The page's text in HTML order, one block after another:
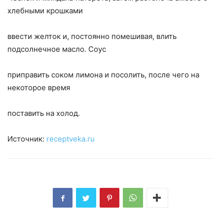
хлебными крошками
ввести желток и, постоянно помешивая, влить
подсолнечное масло. Соус
приправить соком лимона и посолить, после чего на
некоторое время
поставить на холод.
Источник: receptveka.ru